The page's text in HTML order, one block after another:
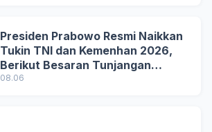
Presiden Prabowo Resmi Naikkan
Tukin TNI dan Kemenhan 2026,
Berikut Besaran Tunjangan
Terbaru
08.06